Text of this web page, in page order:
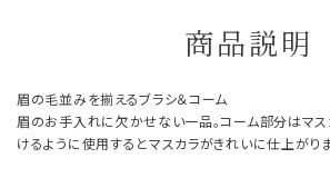
商品説明
眉の毛並みを揃えるブラシ＆コーム
眉のお手入れに欠かせない一品。コーム部分はマ
けるように使用するとマスカラがきれいに仕上がりま